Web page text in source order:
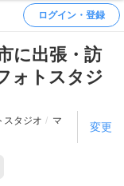
ログイン・登録
に出張・訪
ォトスタジ
スタジオ
マ
変更